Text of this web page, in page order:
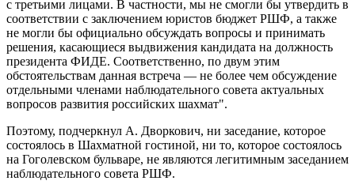
с третьими лицами. В частности, мы не смогли бы утвердить в
соответствии с заключением юристов бюджет РШФ, а также
не могли бы официально обсуждать вопросы и принимать
решения, касающиеся выдвижения кандидата на должность
президента ФИДЕ. Соответственно, по двум этим
обстоятельствам данная встреча — не более чем обсуждение
отдельными членами наблюдательного совета актуальных
вопросов развития российских шахмат".
Поэтому, подчеркнул А. Дворкович, ни заседание, которое
состоялось в Шахматной гостиной, ни то, которое состоялось
на Гоголевском бульваре, не являются легитимным заседанием
наблюдательного совета РШФ.